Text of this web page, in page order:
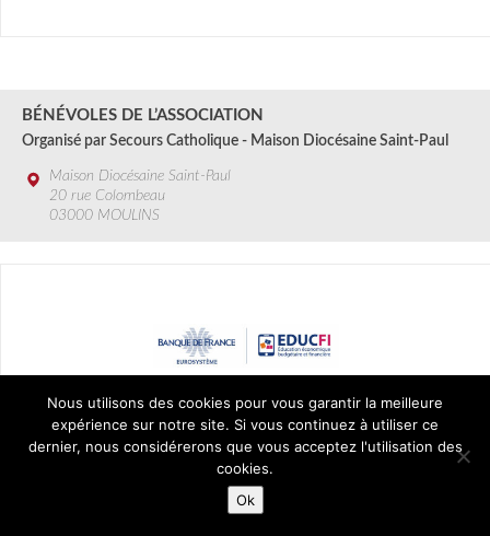
BÉNÉVOLES DE L’ASSOCIATION
Organisé par Secours Catholique - Maison Diocésaine Saint-Paul
Maison Diocésaine Saint-Paul
20 rue Colombeau
03000 MOULINS
FORMATION AUX ATELIERS BUDGETS
3 septembre 2024
Nous utilisons des cookies pour vous garantir la meilleure
expérience sur notre site. Si vous continuez à utiliser ce
dernier, nous considérerons que vous acceptez l'utilisation des
cookies.
Ok